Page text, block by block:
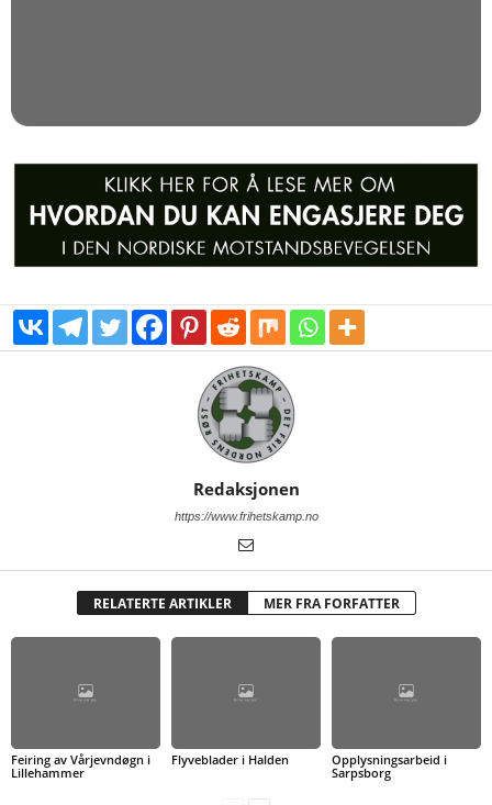
Redaksjonen
https://www.frihetskamp.no
RELATERTE ARTIKLER MER FRA FORFATTER
Feiring av Vårjevndøgn i
Lillehammer
Flyveblader i Halden
Opplysningsarbeid i
Sarpsborg